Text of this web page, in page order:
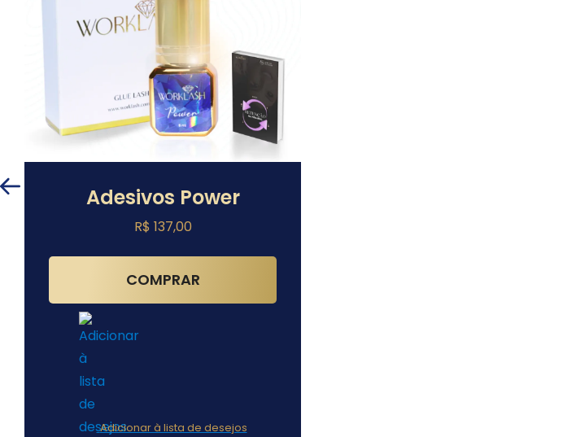
Adesivos Power
R$ 137,00
COMPRAR
Adicionar à lista de desejos